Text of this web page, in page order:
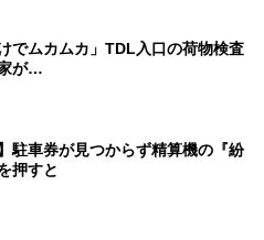
でムカムカ」TDL入口の荷物検査
が…
駐車券が見つからず精算機の『紛
押すと